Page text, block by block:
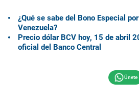
¿Qué se sabe del Bono Especial
Venezuela?
Precio dólar BCV hoy, 15 de abril
oficial del Banco Central